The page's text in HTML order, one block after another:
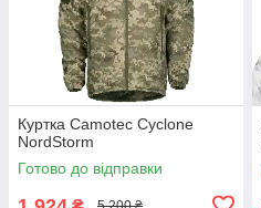
Куртка Camotec Cyclone
NordStorm
Готово до відправки